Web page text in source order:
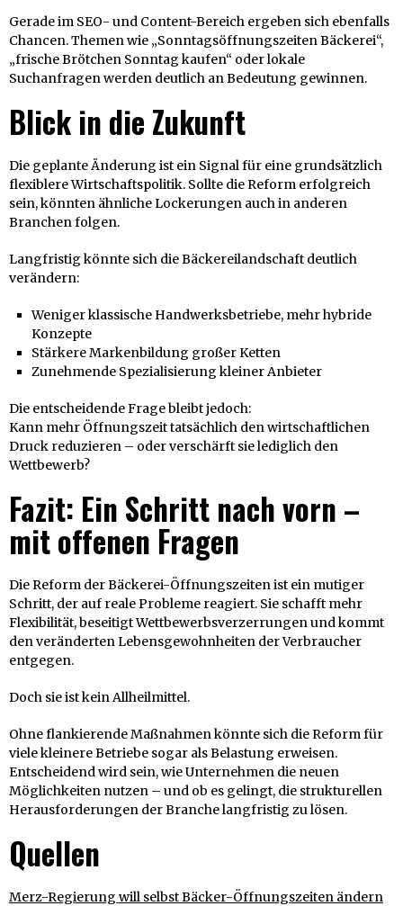
Gerade im SEO- und Content-Bereich ergeben sich ebenfalls
Chancen. Themen wie „Sonntagsöffnungszeiten Bäckerei“,
„frische Brötchen Sonntag kaufen“ oder lokale
Suchanfragen werden deutlich an Bedeutung gewinnen.
Blick in die Zukunft
Die geplante Änderung ist ein Signal für eine grundsätzlich
flexiblere Wirtschaftspolitik. Sollte die Reform erfolgreich
sein, könnten ähnliche Lockerungen auch in anderen
Branchen folgen.
Langfristig könnte sich die Bäckereilandschaft deutlich
verändern:
Weniger klassische Handwerksbetriebe, mehr hybride
Konzepte
Stärkere Markenbildung großer Ketten
Zunehmende Spezialisierung kleiner Anbieter
Die entscheidende Frage bleibt jedoch:
Kann mehr Öffnungszeit tatsächlich den wirtschaftlichen
Druck reduzieren – oder verschärft sie lediglich den
Wettbewerb?
Fazit: Ein Schritt nach vorn –
mit offenen Fragen
Die Reform der Bäckerei-Öffnungszeiten ist ein mutiger
Schritt, der auf reale Probleme reagiert. Sie schafft mehr
Flexibilität, beseitigt Wettbewerbsverzerrungen und kommt
den veränderten Lebensgewohnheiten der Verbraucher
entgegen.
Doch sie ist kein Allheilmittel.
Ohne flankierende Maßnahmen könnte sich die Reform für
viele kleinere Betriebe sogar als Belastung erweisen.
Entscheidend wird sein, wie Unternehmen die neuen
Möglichkeiten nutzen – und ob es gelingt, die strukturellen
Herausforderungen der Branche langfristig zu lösen.
Quellen
Merz-Regierung will selbst Bäcker-Öffnungszeiten ändern